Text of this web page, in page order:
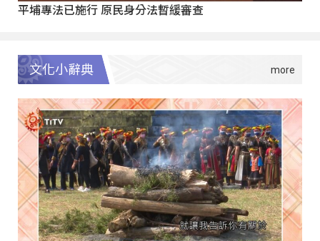
平埔專法已施行 原民身分法暫緩審查
文化小辭典